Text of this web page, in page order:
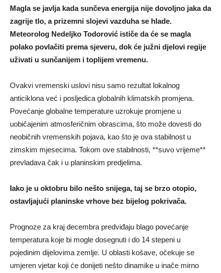
Magla se javlja kada sunčeva energija nije dovoljno jaka da
zagrije tlo, a prizemni slojevi vazduha se hlade.
Meteorolog Nedeljko Todorović ističe da će se magla
polako povlačiti prema sjeveru, dok će južni djelovi regije
uživati u sunčanijem i toplijem vremenu.
Ovakvi vremenski uslovi nisu samo rezultat lokalnog
anticiklona već i posljedica globalnih klimatskih promjena.
Povećanje globalne temperature uzrokuje promjene u
uobičajenim atmosferičnim obrascima, što može dovesti do
neobičnih vremenskih pojava, kao što je ova stabilnost u
zimskim mjesecima. Tokom ove stabilnosti, **suvo vrijeme**
prevladava čak i u planinskim predjelima.
Iako je u oktobru bilo nešto snijega, taj se brzo otopio,
ostavljajući planinske vrhove bez bijelog pokrivača.
Prognoze za kraj decembra predviđaju blago povećanje
temperatura koje bi mogle dosegnuti i do 14 stepeni u
pojedinim dijelovima zemlje. U oblasti košave, očekuje se
umjeren vjetar koji će donijeti nešto dinamike u inače mirno